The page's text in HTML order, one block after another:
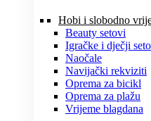
Hobi i slobodno
Beauty setovi
Igračke i dječji
Naočale
Navijački rekviziti
Oprema za bicikl
Oprema za plažu
Vrijeme blagdana